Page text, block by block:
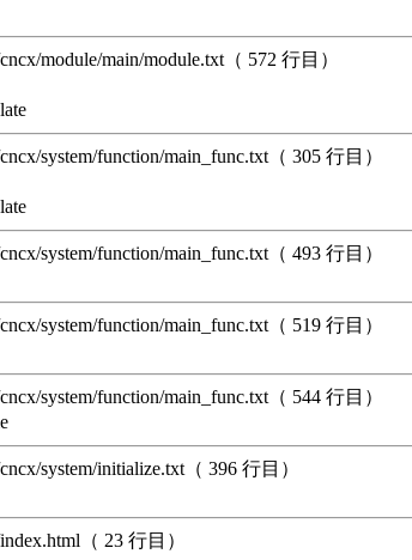
module/main/module.txt（ 572 行目）
system/function/main_func.txt（ 305 行目）
system/function/main_func.txt（ 493 行目）
system/function/main_func.txt（ 519 行目）
system/function/main_func.txt（ 544 行目）
system/initialize.txt（ 396 行目）
（ 23 行目）